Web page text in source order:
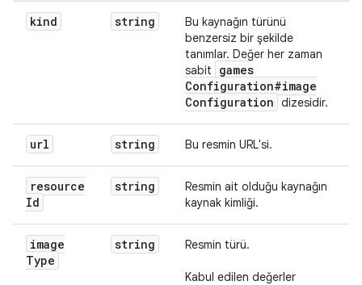
kind string
Bu kaynağın türünü
benzersiz bir şekilde
tanımlar. Değer her zaman
sabit
games
Configuration#image
Configuration dizesidir.
url string Bu resmin URL'si.
resource
Id
string
Resmin ait olduğu kaynağın
kaynak kimliği.
image
Type
string Resmin türü.
Kabul edilen değerler